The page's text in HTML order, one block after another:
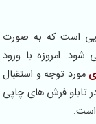
است که به صورت
شود. امروزه با ورود
مورد توجه و استقبال
تابلو فرش های چاپی
است.